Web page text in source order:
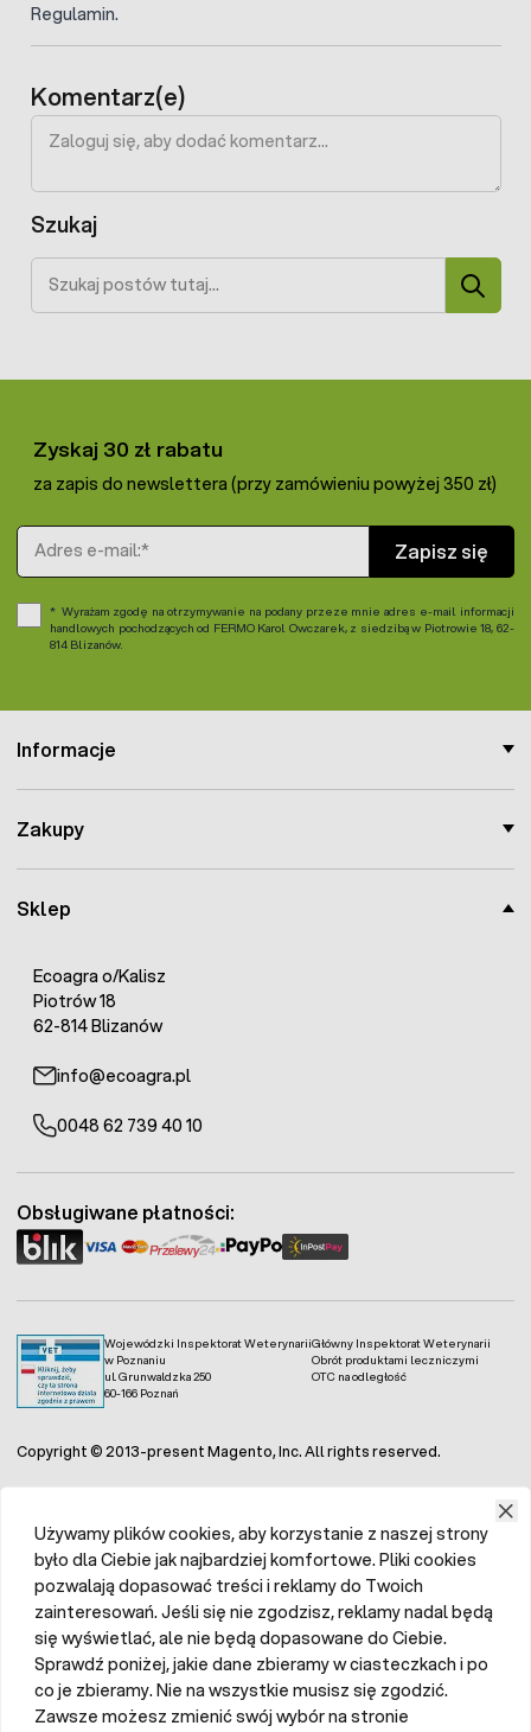
Regulamin.
Komentarz(e)
Szukaj
Szukaj
Sklep
Ecoagra o/Kalisz
Piotrów 18
62-814 Blizanów
info@ecoagra.pl
0048 62 739 40 10
Informacje
Zakupy
Zyskaj 30 zł rabatu
za zapis do newslettera (przy zamówieniu powyżej 350 zł)
Adres e-mail
Zapisz się
Wyrażam zgodę na otrzymywanie na podany przeze mnie adres e-mail informacji
handlowych pochodzących od FERMO Karol Owczarek, z siedzibą w Piotrowie 18, 62-
814 Blizanów.
Wojewódzki Inspektorat Weterynarii
w Poznaniu
ul. Grunwaldzka 250
60-166 Poznań
Główny Inspektorat Weterynarii
Obrót produktami leczniczymi
OTC na odległość
Obsługiwane płatności:
Copyright © 2013-present Magento, Inc. All rights reserved.
Używamy plików cookies, aby korzystanie z naszej strony
było dla Ciebie jak najbardziej komfortowe. Pliki cookies
pozwalają dopasować treści i reklamy do Twoich
zainteresowań. Jeśli się nie zgodzisz, reklamy nadal będą
się wyświetlać, ale nie będą dopasowane do Ciebie.
Sprawdź poniżej, jakie dane zbieramy w ciasteczkach i po
co je zbieramy. Nie na wszystkie musisz się zgodzić.
Zawsze możesz zmienić swój wybór na stronie